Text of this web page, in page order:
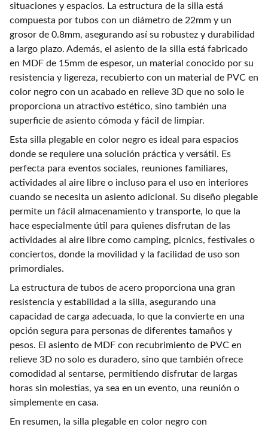
situaciones y espacios. La estructura de la silla está
compuesta por tubos con un diámetro de 22mm y un
grosor de 0.8mm, asegurando así su robustez y durabilidad
a largo plazo. Además, el asiento de la silla está fabricado
en MDF de 15mm de espesor, un material conocido por su
resistencia y ligereza, recubierto con un material de PVC en
color negro con un acabado en relieve 3D que no solo le
proporciona un atractivo estético, sino también una
superficie de asiento cómoda y fácil de limpiar.
Esta silla plegable en color negro es ideal para espacios
donde se requiere una solución práctica y versátil. Es
perfecta para eventos sociales, reuniones familiares,
actividades al aire libre o incluso para el uso en interiores
cuando se necesita un asiento adicional. Su diseño plegable
permite un fácil almacenamiento y transporte, lo que la
hace especialmente útil para quienes disfrutan de las
actividades al aire libre como camping, picnics, festivales o
conciertos, donde la movilidad y la facilidad de uso son
primordiales.
La estructura de tubos de acero proporciona una gran
resistencia y estabilidad a la silla, asegurando una
capacidad de carga adecuada, lo que la convierte en una
opción segura para personas de diferentes tamaños y
pesos. El asiento de MDF con recubrimiento de PVC en
relieve 3D no solo es duradero, sino que también ofrece
comodidad al sentarse, permitiendo disfrutar de largas
horas sin molestias, ya sea en un evento, una reunión o
simplemente en casa.
En resumen, la silla plegable en color negro con